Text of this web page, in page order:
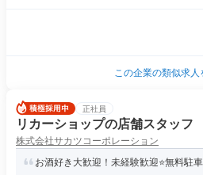
この企業の類似求人
正社員
リカーショップの店舗スタッフ
株式会社サカツコーポレーション
お酒好き大歓迎！未経験歓迎⭐無料駐